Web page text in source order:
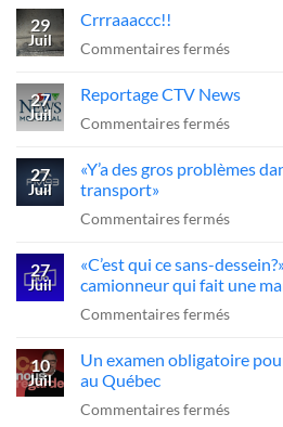
??
à
sur
l’A-
:
la
FCCRQ
presse
d’agir
29
Juil
Crrraaaccc!!
Commentaires ferméssur
27
Juil
Reportage CTV News
Commentaires ferméssur
CTV
27
Juil
«Y’a des gros problèmes
transport»
Commentaires ferméssur
des
gros
27
Juil
«C’est qui ce sans-
camionneur qui fait une
Commentaires ferméssur
qui
sans-
10
Juil
Un examen obligatoire
au Québec
Commentaires ferméssur